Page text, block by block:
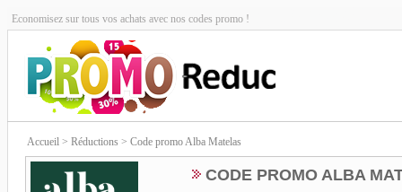
Economisez sur tous vos achats avec nos codes promo !
Accueil > Réductions > Code promo Alba Matelas
CODE PROMO ALBA